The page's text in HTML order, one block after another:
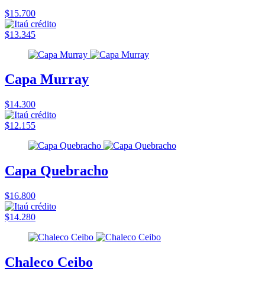
$15.700
$13.345
Capa Murray
$14.300
$12.155
Capa Quebracho
$16.800
$14.280
Chaleco Ceibo